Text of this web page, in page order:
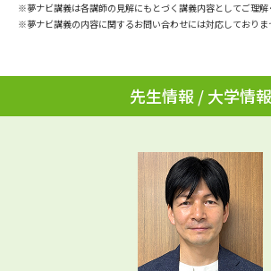
Ｑ＆Ａ よくあるご質問 大学進学IDに
お支払いについて
テレメール
個人情報取
テレメール
訂正のご案内
※夢ナビ講義は各講師の見解にもとづく講義内容としてご理解
※夢ナビ講義の内容に関するお問い合わせには対応しておりま
先生情報 / 大学情報